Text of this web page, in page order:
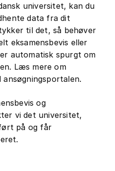
universitet, kan du
data fra dit
til det, så behøver
eksamensbevis eller
automatisk spurgt om
Læs mere om
ansøgningsportalen.
og
vi det universitet,
på og får